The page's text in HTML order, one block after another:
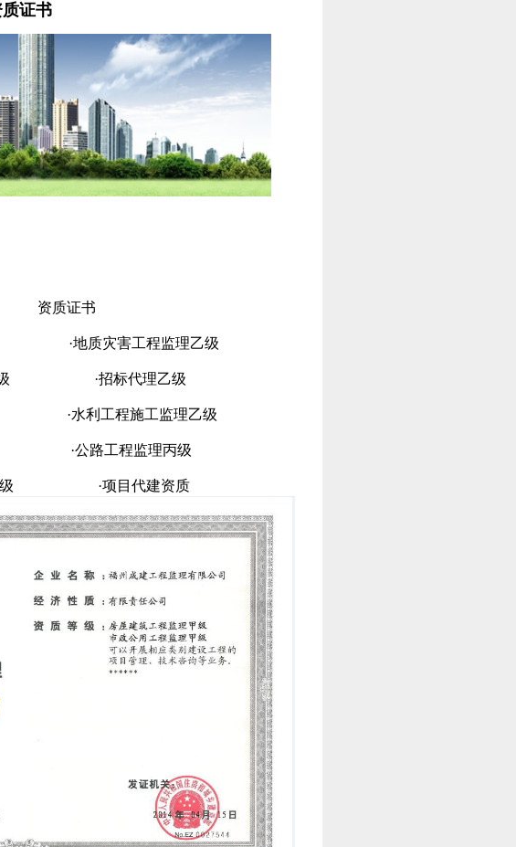
质证书
证书
·地质灾害工程监理乙级
甲级 ·招标代理乙级
·水利工程施工监理乙级
·公路工程监理丙级
乙级 ·项目代建资质